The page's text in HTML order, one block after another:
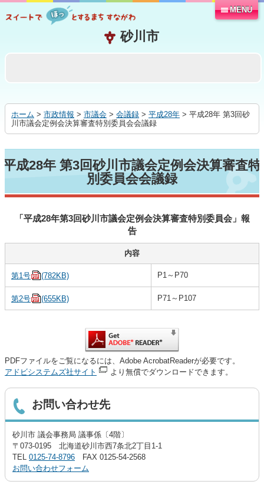
る
MENU
ホーム > 市政情報 > 市議会 > 会議録 > 平成28年 > 平成28年 第3回砂
川市議会定例会決算審査特別委員会会議録
平成28年 第3回砂川市議会定例会決算審査特
別委員会会議録
「平成28年第3回砂川市議会定例会決算審査特別委員会」報
告
内容
第1号 (782KB) P1～P70
第2号 (655KB) P71～P107
PDFファイルをご覧になるには、Adobe AcrobatReaderが必要です。
アドビシステムズ社サイト
より無償でダウンロードできます。
お問い合わせ先
砂川市 議会事務局 議事係〔4階〕
〒073-0195 北海道砂川市西7条北2丁目1-1
TEL 0125-74-8796 FAX 0125-54-2568
お問い合わせフォーム